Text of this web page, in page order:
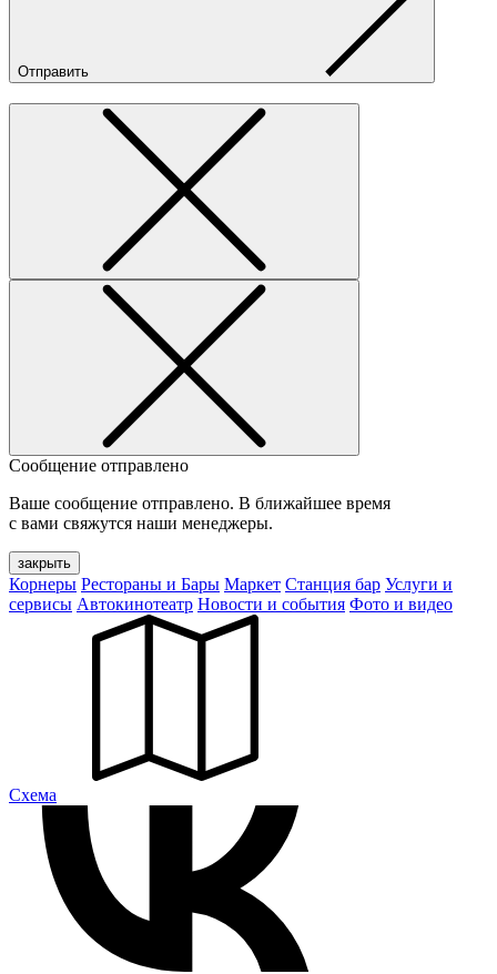
Отправить
Сообщение отправлено
Ваше сообщение отправлено. В ближайшее время
с вами свяжутся наши менеджеры.
закрыть
Корнеры Рестораны и Бары Маркет Станция бар Услуги и
сервисы Автокинотеатр Новости и события Фото и видео
Cхема